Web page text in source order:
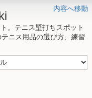
内容へ移動
。テニス壁打ちスポット
ニス用品の選び方、練習